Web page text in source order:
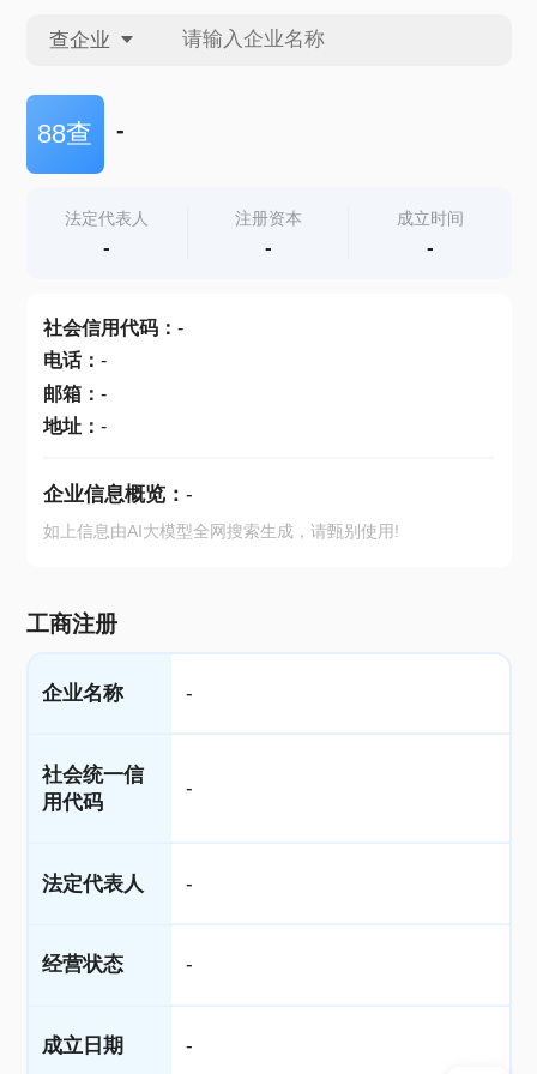
查企业
查企业
查产地
88查 -
法定代表人
-
注册资本
-
成立时间
-
社会信用代码： -
电话： -
邮箱： -
地址： -
企业信息概览： -
如上信息由AI大模型全网搜索生成，请甄别使用!
工商注册
企业名称 -
社会统一信
用代码
-
法定代表人 -
经营状态 -
成立日期 -